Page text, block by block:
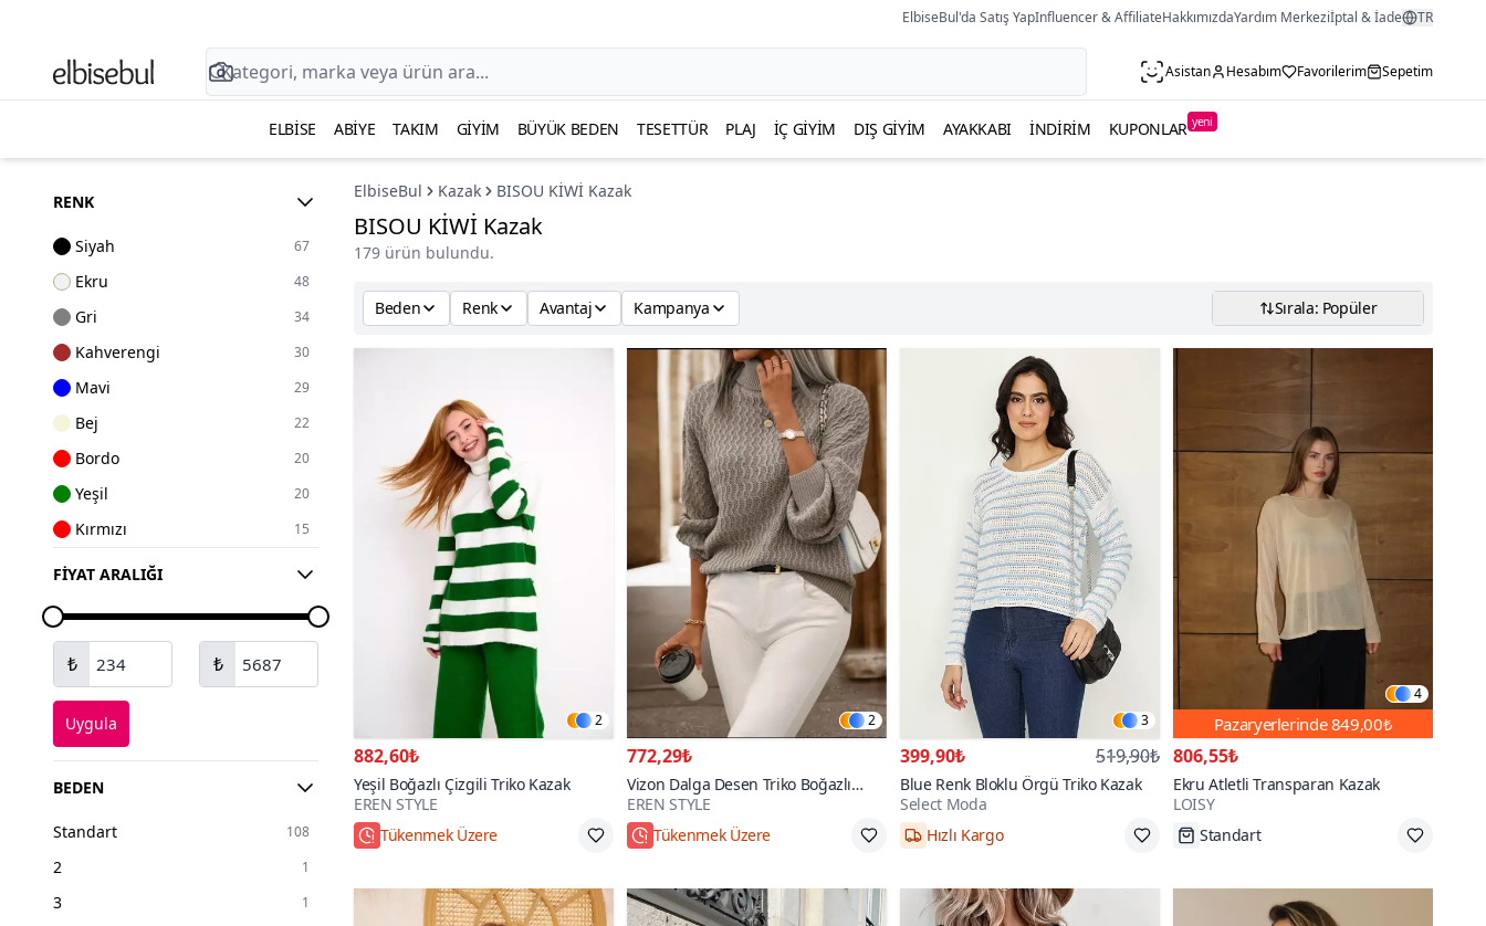
ElbiseBul'da Satış YapInfluencer & AffiliateHakkımızdaYardım Merkeziİptal & İade TR
Asistan Hesabım Favorilerim Sepetim
ELBISE ABIYE TAKIM GIYIM BÜYÜK BEDEN TESETTÜR PLAJ İÇ GIYIM DIŞ GIYIM AYAKKABI İNDIRIM KUPONLAR yeni
RENK
Siyah 67
Ekru 48
Gri 34
Kahverengi 30
Mavi 29
Bej 22
Bordo 20
Yeşil 20
Kırmızı 15
Pembe
Lacivert
Turuncu
Haki
FIYAT ARALIĞI
₺ ₺
Uygula
BEDEN
Standart 108
2 1
3 1
ElbiseBul Kazak BISOU KİWİ Kazak
BISOU KİWİ Kazak
179 ürün bulundu.
Beden Renk Avantaj Kampanya Sırala: Popüler
2
882,60₺
Yeşil Boğazlı Çizgili Triko Kazak
EREN STYLE
Tükenmek Üzere
2
772,29₺
Vizon Dalga Desen Triko Boğazlı
Kazak
EREN STYLE
Tükenmek Üzere
3
399,90₺ 519,90₺
Blue Renk Bloklu Örgü Triko Kazak
Select Moda
Hızlı Kargo
4
Pazaryerlerinde849,00₺
806,55₺
Ekru Atletli Transparan Kazak
LOISY
Standart